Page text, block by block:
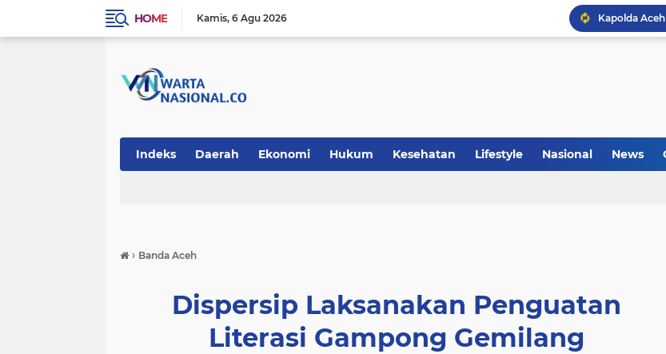
HOME Kamis 6 Agu 2026
Indeks Daerah Ekonomi Hukum Kesehatan Lifestyle Nasional News
› Banda Aceh
Dispersip Laksanakan Penguatan
Literasi Gampong Gemilang